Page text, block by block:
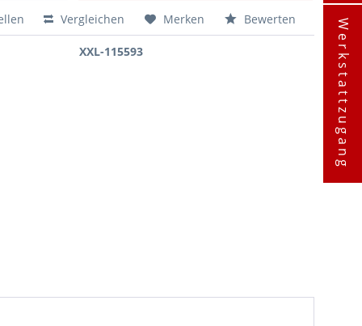
Vergleichen Merken Bewerten
XXL-115593 Werkstattzugang